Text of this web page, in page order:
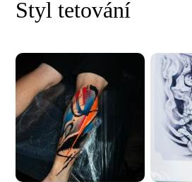
Styl tetování